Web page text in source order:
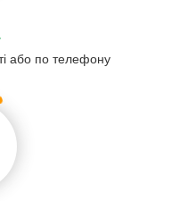
або по телефону